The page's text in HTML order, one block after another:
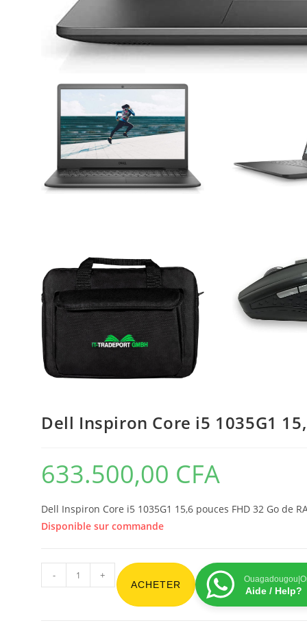
Dell Inspiron Core i5 1035G1
633.500,00 CFA
Dell Inspiron Core i5 1035G1 15,6 pouces FHD 32 Go de
Disponible sur commande
- +
ACHETER
Aide / Help?